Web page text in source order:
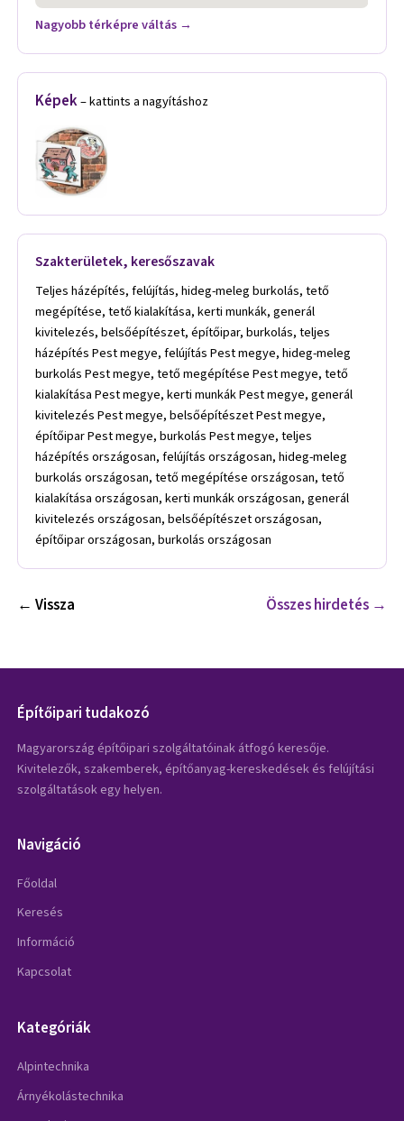
Nagyobb térképre váltás →
Képek– kattints a nagyításhoz
Szakterületek, keresőszavak
Teljes házépítés, felújítás, hideg-meleg burkolás, tető
megépítése, tető kialakítása, kerti munkák, generál
kivitelezés, belsőépítészet, építőipar, burkolás, teljes
házépítés Pest megye, felújítás Pest megye, hideg-meleg
burkolás Pest megye, tető megépítése Pest megye, tető
kialakítása Pest megye, kerti munkák Pest megye, generál
kivitelezés Pest megye, belsőépítészet Pest megye,
építőipar Pest megye, burkolás Pest megye, teljes
házépítés országosan, felújítás országosan, hideg-meleg
burkolás országosan, tető megépítése országosan, tető
kialakítása országosan, kerti munkák országosan, generál
kivitelezés országosan, belsőépítészet országosan,
építőipar országosan, burkolás országosan
← Vissza Összes hirdetés →
Építőipari tudakozó
Magyarország építőipari szolgáltatóinak átfogó keresője.
Kivitelezők, szakemberek, építőanyag-kereskedések és felújítási
szolgáltatások egy helyen.
Navigáció
Főoldal
Keresés
Információ
Kapcsolat
Kategóriák
Alpintechnika
Árnyékolástechnika